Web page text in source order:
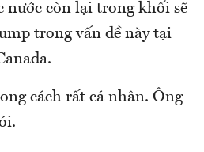
nước còn lại trong khối sẽ
trong vấn đề này tại
cách rất cá nhân. Ông